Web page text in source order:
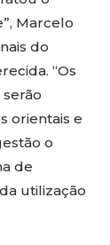
Marcelo
do
“Os
orientais e
o
de
utilização